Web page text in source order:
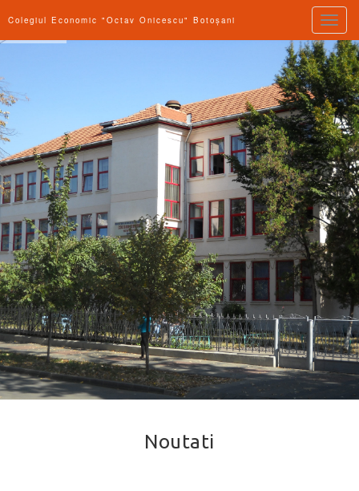
Toggle
Colegiul Economic "Octav Onicescu" Botoșani
Noutati